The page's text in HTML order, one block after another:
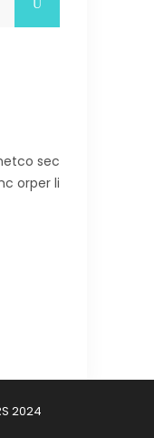
sec
orper li
2024